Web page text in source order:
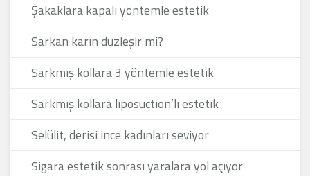
Şakaklara kapalı yöntemle estetik
Sarkan karın düzleşir mi?
Sarkmış kollara 3 yöntemle estetik
Sarkmış kollara liposuction’lı estetik
Selülit, derisi ince kadınları seviyor
Sigara estetik sonrası yaralara yol açıyor